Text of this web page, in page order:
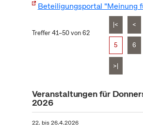
Beteiligungsportal "Meinung
Treffer 41–50 von 62
|< <
5 6
>|
Veranstaltungen für
2026
22. bis26.4.2026